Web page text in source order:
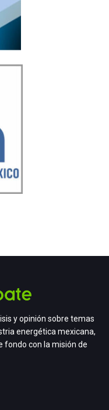
y opinión sobre temas
energética mexicana,
fondo con la misión de